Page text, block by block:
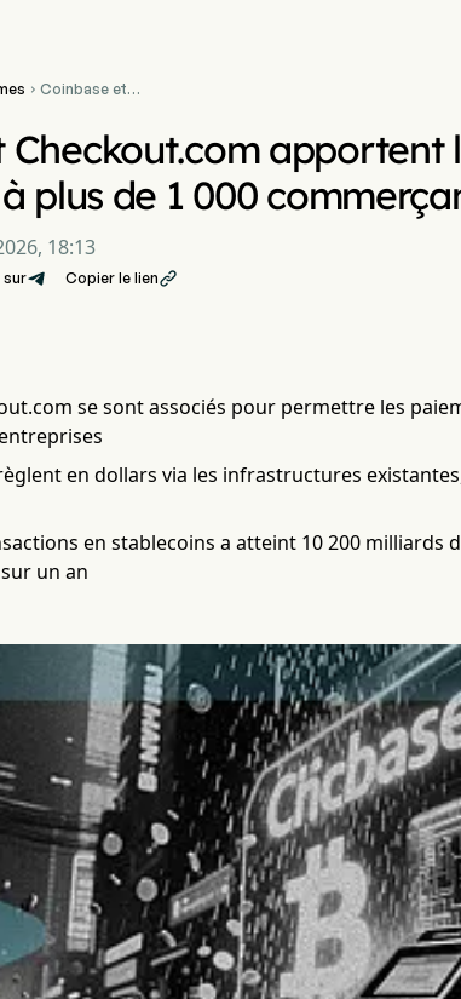
 Coinbase et
stablecoins à plus de 1 000
commerçants
Checkout.com apportent
plus de 1 000
18:13
sur Copier le lien
se sont associés pour permettre les
en dollars via les infrastructures
en stablecoins a atteint 10 200 milliards
un an